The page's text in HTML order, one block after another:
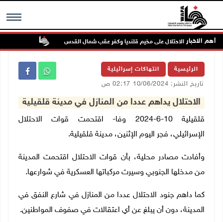
MENU أهم الاخبار
الرئيسية انتهاكات إسرائيلية
تاريخ النشر: 10/06/2024 02:17 ص
الاحتلال يداهم عددا من المنازل في مدينة قلقيلية
قلقيلية 10-6-2024 وفا- اقتحمت قوات الاحتلال
الإسرائيلي، فجر اليوم الإثنين، مدينة قلقيلية.
وأفادت مصادر محلية، بأن قوات الاحتلال اقتحمت المدينة
من مدخلها الجنوبي وسيرت مركباتها العسكرية في شوارعها.
كما داهم جنود الاحتلال عددا من المنازل في شارع النفق في
المدينة، دون أن يبلغ عن أي اعتقالات في صفوف المواطنين.